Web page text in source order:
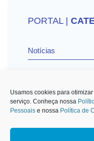
Usamos cookies para
serviço. Conheça nossa
Pessoais e nossa Política de
PORTAL |
Notícias